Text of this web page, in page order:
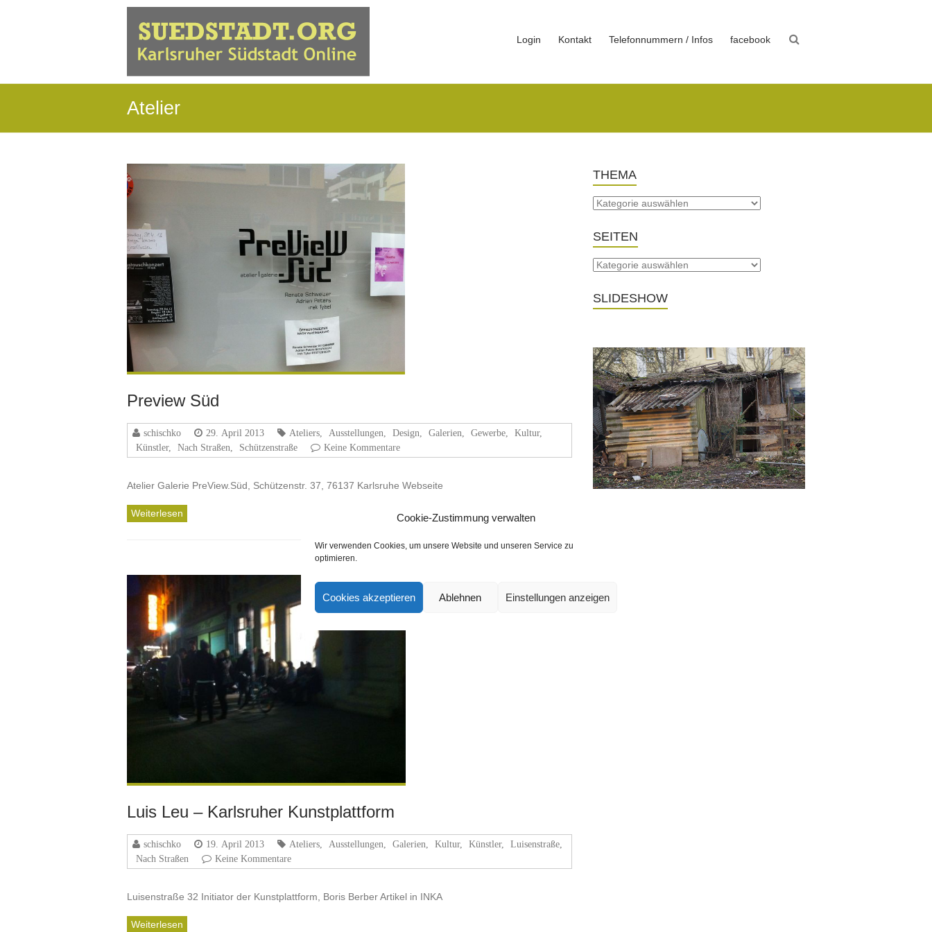
Cookie-Zustimmung verwalten
Wir verwenden Cookies, um unsere Website und unseren Service zu
optimieren.
Cookies akzeptieren Ablehnen Einstellungen anzeigen
Login Kontakt Telefonnummern / Infos facebook
Atelier
Preview Süd
schischko 29. April 2013 Ateliers Ausstellungen Design Galerien Gewerbe Kultur,
Künstler, Nach Straßen Schützenstraße Keine Kommentare
Atelier Galerie PreView.Süd, Schützenstr. 37, 76137 Karlsruhe Webseite
Weiterlesen
Luis Leu – Karlsruher Kunstplattform
schischko 19. April 2013 Ateliers Ausstellungen Galerien Kultur, Künstler, Luisenstraße
Nach Straßen
Keine Kommentare
Luisenstraße 32 Initiator der Kunstplattform, Boris Berber Artikel in INKA
Weiterlesen
THEMA
SEITEN
SLIDESHOW